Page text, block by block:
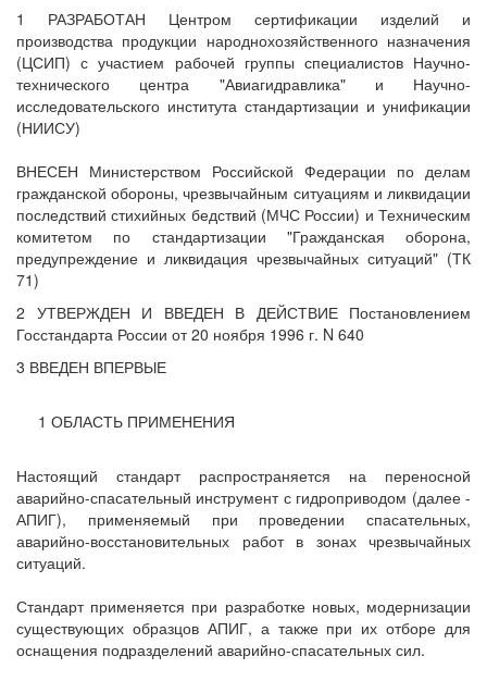
1 РАЗРАБОТАН Центром сертификации изделий и
производства продукции народнохозяйственного назначения
(ЦСИП) с участием рабочей группы специалистов Научно-
технического центра "Авиагидравлика" и Научно-
исследовательского института стандартизации и унификации
(НИИСУ)
ВНЕСЕН Министерством Российской Федерации по делам
гражданской обороны, чрезвычайным ситуациям и ликвидации
последствий стихийных бедствий (МЧС России) и Техническим
комитетом по стандартизации "Гражданская оборона,
предупреждение и ликвидация чрезвычайных ситуаций" (ТК
71)
2 УТВЕРЖДЕН И ВВЕДЕН В ДЕЙСТВИЕ Постановлением
Госстандарта России от 20 ноября 1996 г. N 640
3 ВВЕДЕН ВПЕРВЫЕ
1 ОБЛАСТЬ ПРИМЕНЕНИЯ
Настоящий стандарт распространяется на переносной
аварийно-спасательный инструмент с гидроприводом (далее -
АПИГ), применяемый при проведении спасательных,
аварийно-восстановительных работ в зонах чрезвычайных
ситуаций.
Стандарт применяется при разработке новых, модернизации
существующих образцов АПИГ, а также при их отборе для
оснащения подразделений аварийно-спасательных сил.